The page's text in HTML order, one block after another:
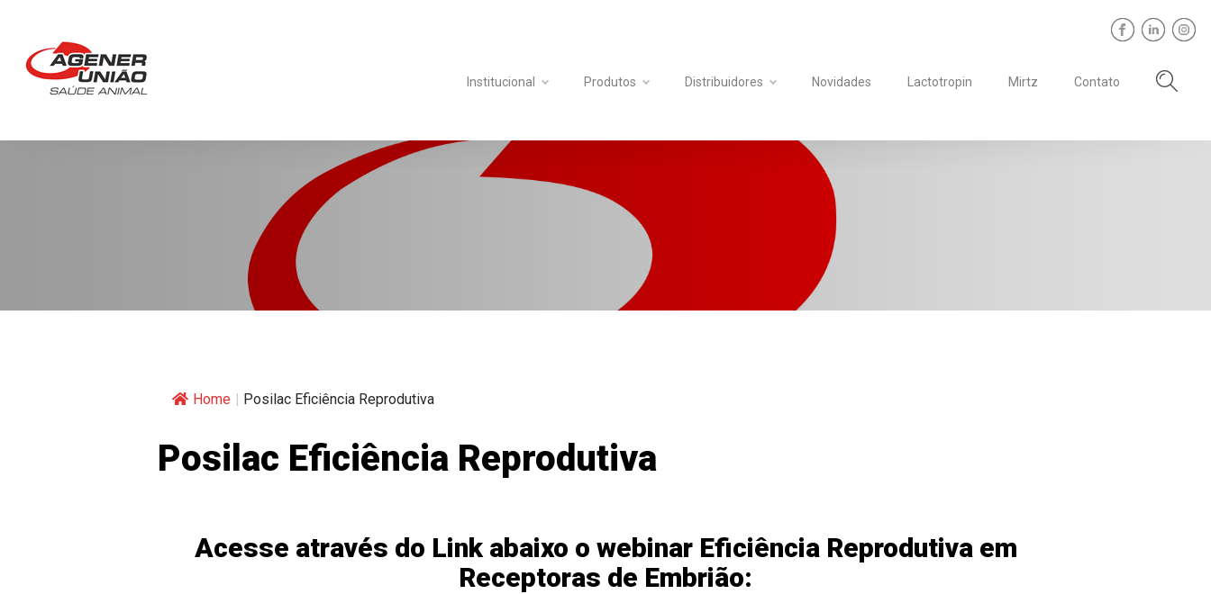
Institucional Produtos Distribuidores Novidades Lactotropin Mirtz Contato
Home | Posilac Eficiência Reprodutiva
Posilac Eficiência Reprodutiva
Acesse através do Link abaixo o webinar Eficiência Reprodutiva em
Receptoras de Embrião: